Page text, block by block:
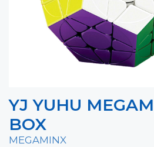
YJ YUHU
BOX
MEGAMINX